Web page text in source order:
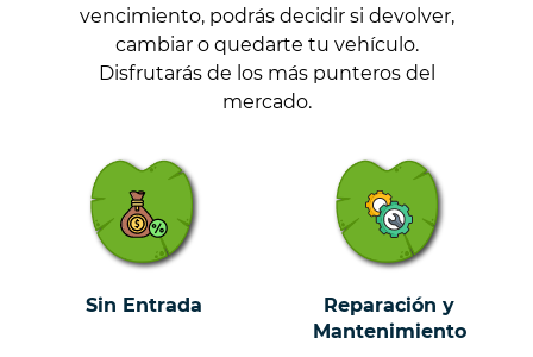
vencimiento, podrás decidir si devolver,
cambiar o quedarte tu vehículo.
Disfrutarás de los más punteros del
mercado.
Sin Entrada
Reparación y
Mantenimiento